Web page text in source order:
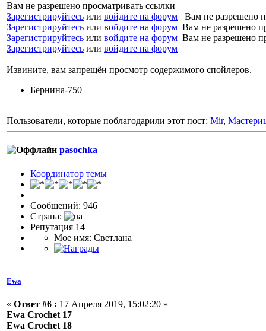
Вам не разрешено просматривать ссылки
Зарегистрируйтесь или войдите на форум Вам не разрешено
Зарегистрируйтесь или войдите на форум Вам не разрешено
Зарегистрируйтесь или войдите на форум Вам не разрешено
Зарегистрируйтесь или войдите на форум
Извините, вам запрещён просмотр содержимого спойлеров.
Бернина-750
Пользователи, которые поблагодарили этот пост: Mir,
pasochka
Координатор темы
Сообщений: 946
Страна:
Репутация 14
Мое имя: Светлана
Ewa
« Ответ #6 : 17 Апреля 2019, 15:02:20 »
Ewa Crochet 17
Ewa Crochet 18